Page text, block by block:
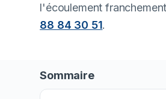
l'écoulement
88 84 30 51.
Sommaire